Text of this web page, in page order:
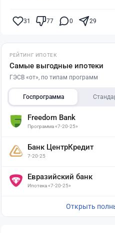
31 77 0 29
РЕЙТИНГ ИПОТЕК
Самые выгодные ипотеки
ГЭСВ «от», по типам программ
Госпрограмма
Freedom Bank
Программа «7-20-25»
Банк ЦентрКредит
7-20-25
Евразийский банк
Ипотека «7-20-25»
Открыть